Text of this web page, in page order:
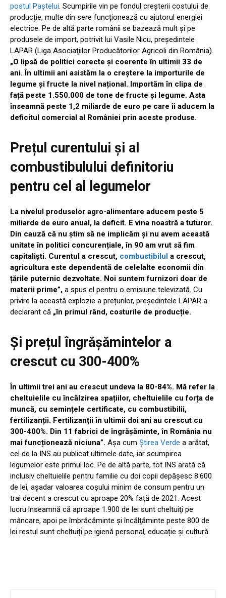
postul Paștelui. Scumpirile vin pe fondul creșterii costului de
producție, multe din sere funcționează cu ajutorul energiei
electrice. Pe de altă parte românii se bazează mult și pe
produsele de import, potrivit lui Vasile Nicu, preşedintele
LAPAR (Liga Asociaţiilor Producătorilor Agricoli din România).
„O lipsă de politici corecte și coerente în ultimii 33 de
ani. În ultimii ani asistăm la o creștere la importurile de
legume și fructe la nivel național. Importăm în clipa de
față peste 1.550.000 de tone de fructe și legume. Asta
înseamnă peste 1,2 miliarde de euro pe care îi aducem la
deficitul comercial al României prin aceste produse.
Prețul curentului și al
combustibulului definitoriu
pentru cel al legumelor
La nivelul produselor agro-alimentare aducem peste 5
miliarde de euro anual, la deficit. E vina noastră a tuturor.
Din cauză că nu știm să ne implicăm și nu avem această
unitate în politici concurențiale, în 90 am vrut să fim
capitaliști. Curentul a crescut, combustibilul a crescut,
agricultura este dependentă de celelalte economii din
țările puternic dezvoltate. Noi suntem furnizori doar de
materii prime”, a spus el pentru o emisiune televizată. Cu
privire la această explozie a prețurilor, președintele LAPAR a
declarant că „în primul rând, costurile de producție.
Și prețul îngrășămintelor a
crescut cu 300-400%
În ultimii trei ani au crescut undeva la 80-84%. Mă refer la
cheltuielile cu încălzirea spațiilor, cheltuielile cu forța de
muncă, cu semințele certificate, cu combustibilii,
fertilizanții. Fertilizanții în ultimii doi ani au crescut cu
300-400%. Din 11 fabrici de îngrășăminte, în România nu
mai funcționează niciuna”. Așa cum Știrea Verde a arătat,
cel de la INS au publicat ultimele date, iar scumpirea
legumelor este primul loc. Pe de altă parte, tot INS arată că
inclusiv cheltuielile pentru familie cu doi copii depăşesc 8.600
de lei, aşadar valoarea coşului minim de consum pentru un
trai decent a crescut cu aproape 20% faţă de 2021. Acest
lucru înseamnă că aproape 1.900 de lei sunt cheltuiţi pe
mâncare, apoi pe îmbrăcăminte şi încălţăminte peste 800 de
lei restul sunt cheltuiți pe igienă personal, educație și cultură.